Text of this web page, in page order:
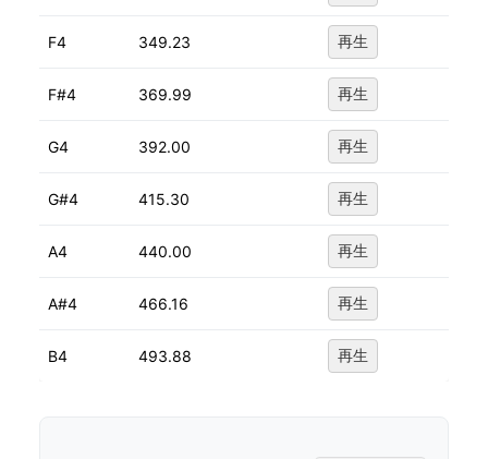
F4 349.23 再生
F#4 369.99 再生
G4 392.00 再生
G#4 415.30 再生
A4 440.00 再生
A#4 466.16 再生
B4 493.88 再生